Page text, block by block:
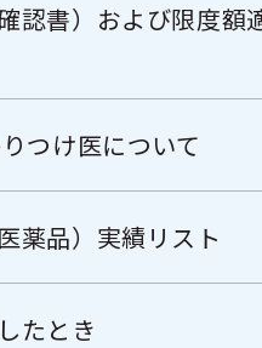
認書）および限度額
つけ医について
薬品）実績リスト
たとき